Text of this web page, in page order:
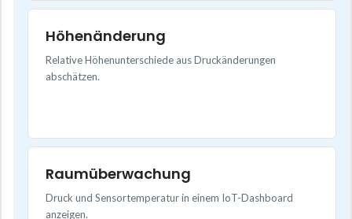
Höhenänderung
Relative Höhenunterschiede aus Druckänderungen
abschätzen.
Raumüberwachung
Druck und Sensortemperatur in einem IoT-Dashboard
anzeigen.